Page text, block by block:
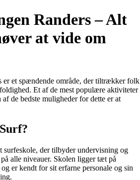
Randers – Alt
at vide om
er et spændende område, der tiltrækker folk
Et af de mest populære aktiviteter
de bedste muligheder for dette er at
surfeskole, der tilbyder undervisning og
alle niveauer. Skolen ligger tæt på
er kendt for sit erfarne personale og sin